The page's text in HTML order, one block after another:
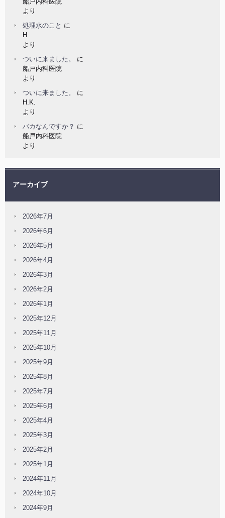
より
処理水のこと に
H
より
ついに来ました。
に
船戸内科医院
より
ついに来ました。
に
H.K.
より
バカなんですか？ に
船戸内科医院
より
アーカイブ
2026年7月
2026年6月
2026年5月
2026年4月
2026年3月
2026年2月
2026年1月
2025年12月
2025年11月
2025年10月
2025年9月
2025年8月
2025年7月
2025年6月
2025年4月
2025年3月
2025年2月
2025年1月
2024年11月
2024年10月
2024年9月